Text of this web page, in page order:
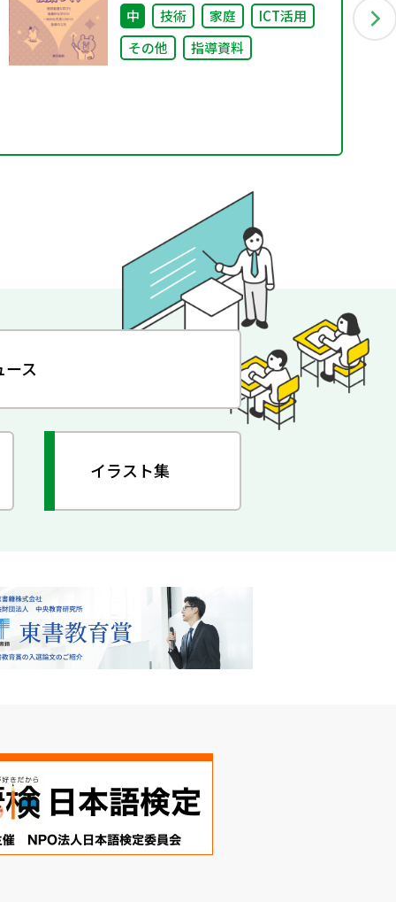
学びの一体的な充実に向けた指
導の工夫
中 技術 家庭
ICT活用
その他
指導資料
ース
イラスト集